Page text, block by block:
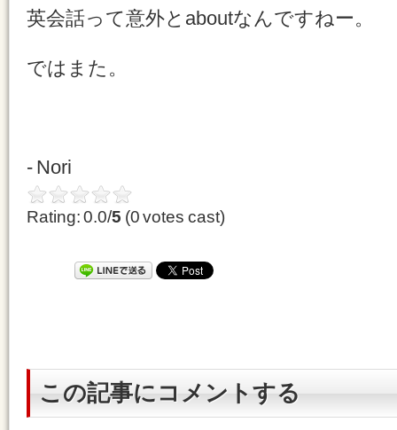
英会話って意外とaboutなんですねー。
ではまた。
- Nori
Rating: 0.0/5 (0 votes cast)
この記事にコメントする